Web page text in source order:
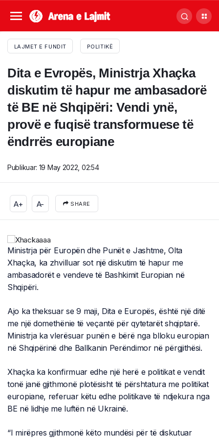
LAJMET E FUNDIT POLITIKË
Dita e Evropës, Ministrja Xhaçka
diskutim të hapur me ambasadorë
të BE në Shqipëri: Vendi ynë,
provë e fuqisë transformuese të
ëndrrës europiane
Publikuar: 19 May 2022, 02:54
A+ A- SHARE
Ministrja për Europën dhe Punët e Jashtme, Olta
Xhaçka, ka zhvilluar sot një diskutim të hapur me
ambasadorët e vendeve të Bashkimit Europian në
Shqipëri.
Ajo ka theksuar se 9 maji, Dita e Europës, është një ditë
me një domethënie të veçantë për qytetarët shqiptarë.
Ministrja ka vlerësuar punën e bërë nga blloku europian
në Shqipërinë dhe Ballkanin Perëndimor në përgjithësi.
Xhaçka ka konfirmuar edhe një herë e politikat e vendit
tonë janë gjithmonë plotësisht të përshtatura me politikat
europiane, referuar këtu edhe politikave të ndjekura nga
BE në lidhje me luftën në Ukrainë.
“I mirëpres gjithmonë këto mundësi për të diskutuar